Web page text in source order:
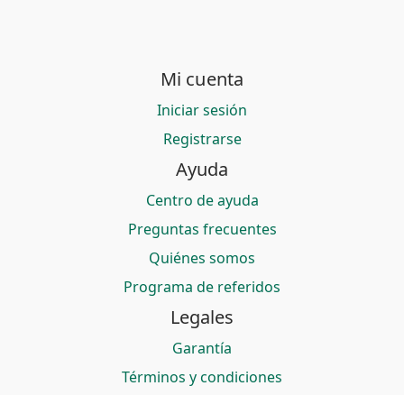
Mi cuenta
Iniciar sesión
Registrarse
Ayuda
Centro de ayuda
Preguntas frecuentes
Quiénes somos
Programa de referidos
Legales
Garantía
Términos y condiciones